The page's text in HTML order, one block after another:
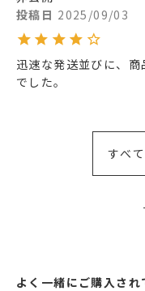
投稿日 2025/09/03
迅速な発送並びに、
でした。
すべ
よく一緒にご購入され